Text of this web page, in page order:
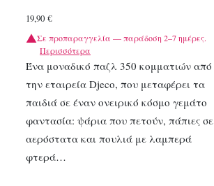
19,90 €
Σε προπαραγγελία — παράδοση 2–7 ημέρες.
Περισσότερα
Ένα μοναδικό παζλ 350 κομματιών από
την εταιρεία Djeco, που μεταφέρει τα
παιδιά σε έναν ονειρικό κόσμο γεμάτο
φαντασία: ψάρια που πετούν, πάπιες σε
αερόστατα και πουλιά με λαμπερά
φτερά…